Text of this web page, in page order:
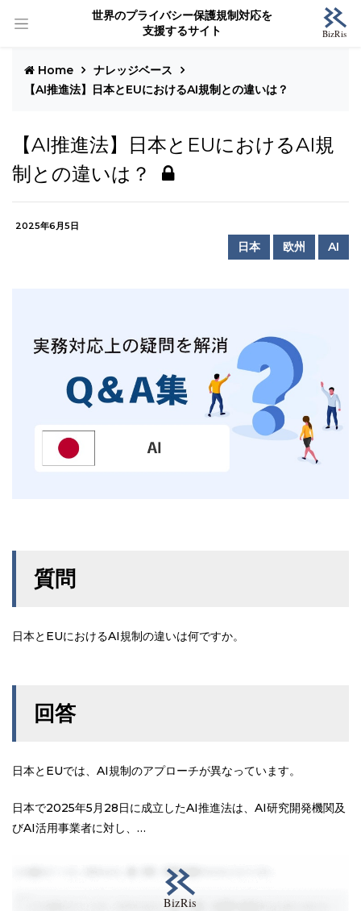
世界のプライバシー保護規制対応を
支援するサイト
Home
ナレッジベース
【AI推進法】日本とEUにおけるAI規制との違いは？
【AI推進法】日本とEUにおけるAI規
制との違いは？
2025年6月5日
日本 欧州 AI
質問
日本とEUにおけるAI規制の違いは何ですか。
回答
日本とEUでは、AI規制のアプローチが異なっています。
日本で2025年5月28日に成立したAI推進法は、AI研究開発機関及
びAI活用事業者に対し、…